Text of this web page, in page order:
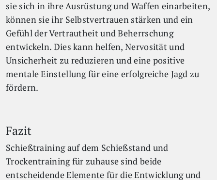
sie sich in ihre Ausrüstung und Waffen einarbeiten,
können sie ihr Selbstvertrauen stärken und ein
Gefühl der Vertrautheit und Beherrschung
entwickeln. Dies kann helfen, Nervosität und
Unsicherheit zu reduzieren und eine positive
mentale Einstellung für eine erfolgreiche Jagd zu
fördern.
Fazit
Schießtraining auf dem Schießstand und
Trockentraining für zuhause sind beide
entscheidende Elemente für die Entwicklung und